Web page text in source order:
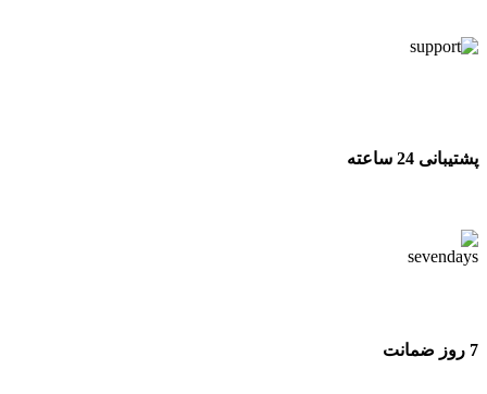
پشتیبانی 24 ساعته
7 روز ضمانت